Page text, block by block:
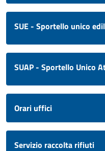
SUE - Sportello unico
SUAP - Sportello Unico
Orari uffici
Servizio raccolta rifiuti